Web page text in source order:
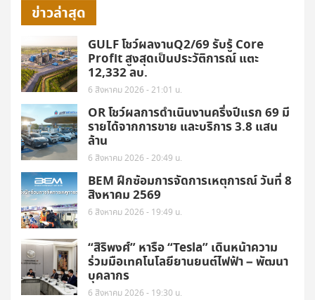
ข่าวล่าสุด
GULF โชว์ผลงานQ2/69 รับรู้ Core
Profit สูงสุดเป็นประวัติการณ์ แตะ
12,332 ลบ.
6 สิงหาคม 2026 - 21:01 น.
OR โชว์ผลการดำเนินงานครึ่งปีแรก 69 มี
รายได้จากการขาย และบริการ 3.8 แสน
ล้าน
6 สิงหาคม 2026 - 20:49 น.
BEM ฝึกซ้อมการจัดการเหตุการณ์ วันที่ 8
สิงหาคม 2569
6 สิงหาคม 2026 - 19:49 น.
“สิริพงศ์” หารือ “Tesla” เดินหน้าความ
ร่วมมือเทคโนโลยียานยนต์ไฟฟ้า – พัฒนา
บุคลากร
6 สิงหาคม 2026 - 19:30 น.